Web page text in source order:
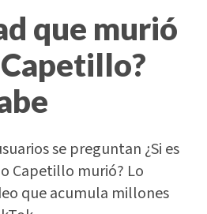
que murió
se preguntan ¿Si es
Capetillo murió? Lo
que acumula millones